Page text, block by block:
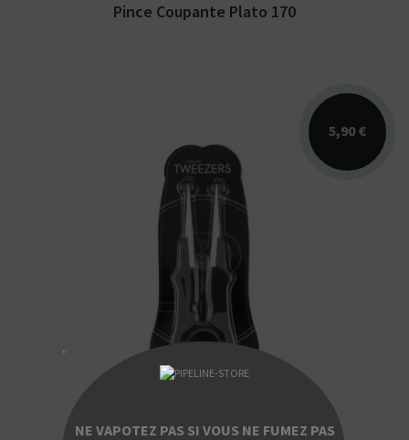
Pince Coupante Plato 170
5,90 €
Pince céramique multi-fonctions PIPELINE
"
NE VAPOTEZ PAS SI VOUS NE FUMEZ PAS